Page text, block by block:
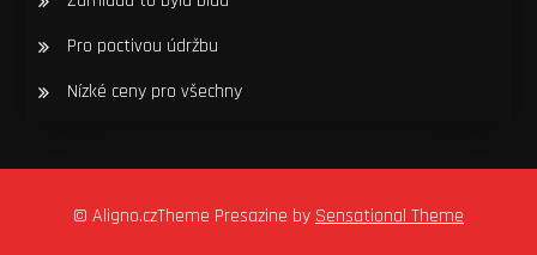
Pro poctivou údržbu
Nízké ceny pro všechny
© Aligno.czTheme Presazine by Sensational Theme